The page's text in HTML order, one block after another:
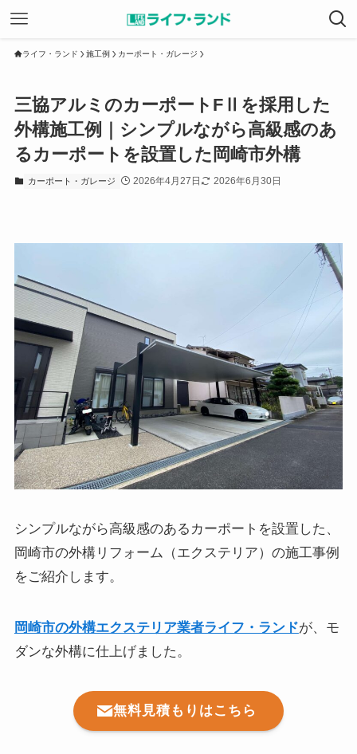
ライフ・ランド 施工例 カーポート・ガレージ
三協アルミのカーポートFⅡを採用した
外構施工例｜シンプルながら高級感のあ
るカーポートを設置した岡崎市外構
カーポート・ガレージ 2026年4月27日 2026年6月30日
シンプルながら高級感のあるカーポートを設置した、
岡崎市の外構リフォーム（エクステリア）の施工事例
をご紹介します。
岡崎市の外構エクステリア業者ライフ・ランドが、モ
ダンな外構に仕上げました。
無料見積もりはこちら